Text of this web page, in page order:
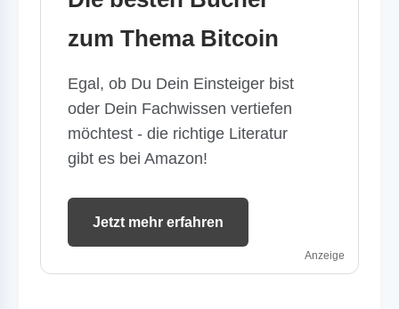
zum Thema Bitcoin
Egal, ob Du Dein Einsteiger bist
oder Dein Fachwissen vertiefen
möchtest - die richtige Literatur
gibt es bei Amazon!
Jetzt mehr erfahren
Anzeige